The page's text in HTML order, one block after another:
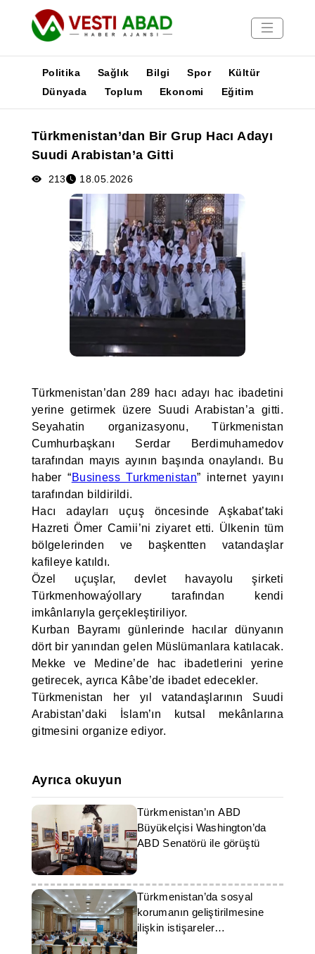
Yayınlar
Medya
Poster
Politika Sağlık Bilgi Spor
Kültür
Dünyada
Toplum Ekonomi Eğitim
Türkmenistan’dan Bir Grup Hacı Adayı
Suudi Arabistan’a Gitti
213 18.05.2026
Türkmenistan’dan 289 hacı adayı hac ibadetini
yerine getirmek üzere Suudi Arabistan’a gitti.
Seyahatin organizasyonu, Türkmenistan
Cumhurbaşkanı Serdar Berdimuhamedov
tarafından mayıs ayının başında onaylandı. Bu
haber “Business Turkmenistan” internet yayını
tarafından bildirildi.
Hacı adayları uçuş öncesinde Aşkabat’taki
Hazreti Ömer Camii’ni ziyaret etti. Ülkenin tüm
bölgelerinden ve başkentten vatandaşlar
kafileye katıldı.
Özel uçuşlar, devlet havayolu şirketi
Türkmenhowaýollary tarafından kendi
imkânlarıyla gerçekleştiriliyor.
Kurban Bayramı günlerinde hacılar dünyanın
dört bir yanından gelen Müslümanlara katılacak.
Mekke ve Medine’de hac ibadetlerini yerine
getirecek, ayrıca Kâbe’de ibadet edecekler.
Türkmenistan her yıl vatandaşlarının Suudi
Arabistan’daki İslam’ın kutsal mekânlarına
gitmesini organize ediyor.
Ayrıca okuyun
Türkmenistan’ın ABD
Büyükelçisi Washington’da
ABD Senatörü ile görüştü
Türkmenistan’da sosyal
korumanın geliştirilmesine
ilişkin istişareler
gerçekleştirildi